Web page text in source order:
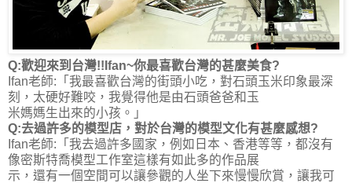
Q:歡迎來到台灣!!Ifan~你最喜歡台灣的甚麼美食?
Ifan老師:「我最喜歡台灣的街頭小吃，對石頭玉米印象最深
刻，太硬好難咬，我覺得他是由石頭爸爸和玉
米媽媽生出來的小孩。」
Q:去過許多的模型店，對於台灣的模型文化有甚麼感想?
Ifan老師:「我去過許多國家，例如日本、香港等等，都沒有
像密斯特喬模型工作室這樣有如此多的作品展
示，還有一個空間可以讓參觀的人坐下來慢慢欣賞，讓我可